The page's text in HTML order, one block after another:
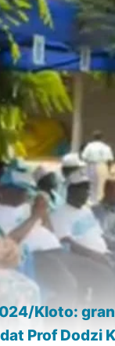
Kloto:
Prof Dodzi